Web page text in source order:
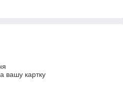
вашу картку